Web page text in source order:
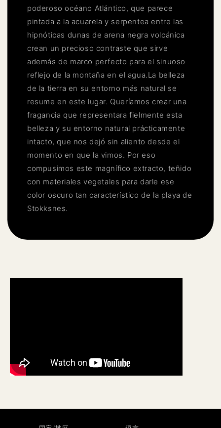
poderoso océano Atlántico, que parece
pintada a la acuarela y serpentea entre las
hipnóticas dunas de arena negra volcánica
crean un precioso contraste que sirve
además de marco perfecto para el sinuoso
reflejo de la montaña en el agua.La belleza
de la tierra en su entorno más natural se
resume en este lugar. Queríamos crear una
fragancia que representara fielmente esta
belleza y su entorno natural prácticamente
intacto, que nos dejó sin aliento desde el
momento en que la vimos. Por eso
compusimos este magnífico extracto, teñido
con materiales vegetales para darle ese
color oscuro tan característico de la playa de
Stokksnes.